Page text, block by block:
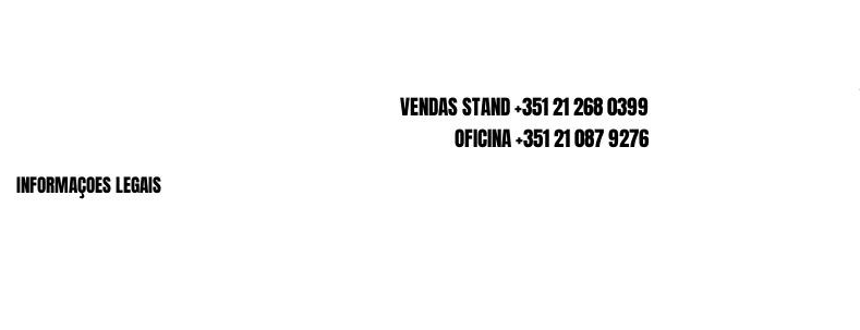
INFORMAÇOES LEGAIS
VENDAS STAND +351 21 268 0399
OFICINA +351 21 087 9276